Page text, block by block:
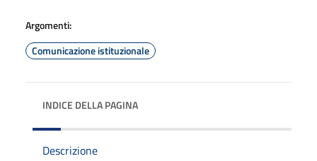
Argomenti:
Comunicazione istituzionale
INDICE DELLA PAGINA
Descrizione